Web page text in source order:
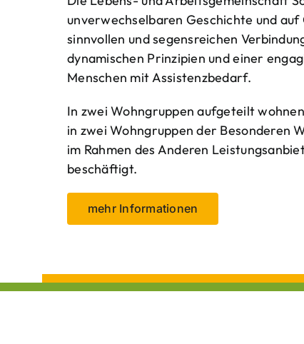
unverwechselbaren Geschichte und
sinnvollen und segensreichen
dynamischen Prinzipien und einer
Menschen mit Assistenzbedarf.
In zwei Wohngruppen aufgeteilt
in zwei Wohngruppen der Besonderen
im Rahmen des Anderen
beschäftigt.
mehr Informationen